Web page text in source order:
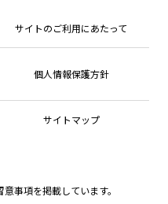
有無について
ド 購入・換金手数料
サイトのご利用にあたって
個人情報保護方針
サイトマップ
事項を掲載しています。